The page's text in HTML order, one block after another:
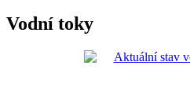
Vodní toky